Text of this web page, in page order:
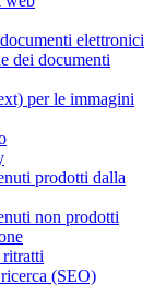
elettronici
dei documenti
per le immagini
prodotti dalla
non prodotti
ritratti
(SEO)